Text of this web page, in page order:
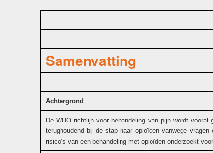
Samenvatting
Achtergrond
De WHO richtlijn voor behandeling van pijn wordt
terughoudend bij de stap naar opioïden vanwege vragen
risico’s van een behandeling met opioïden onderzoekt